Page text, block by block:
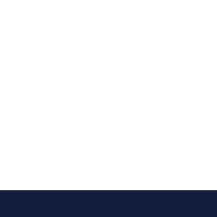
recebe visita da Associação Desportiva Amadora Cruzeiro Guardians